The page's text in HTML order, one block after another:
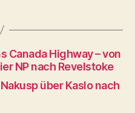
Canada Highway – von
NP nach Revelstoke
über Kaslo nach